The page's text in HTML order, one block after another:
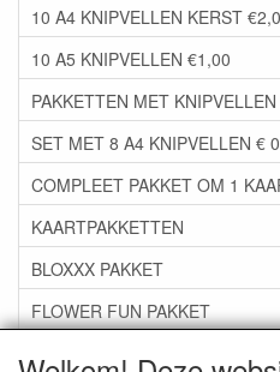
10 A4 KNIPVELLEN KERST
10 A5 KNIPVELLEN €1,00
PAKKETTEN MET KNIPVELLEN
SET MET 8 A4 KNIPVELLEN €
COMPLEET PAKKET OM 1
KAARTPAKKETTEN
BLOXXX PAKKET
FLOWER FUN PAKKET
***GROEP 06*** TAPE/LIJM